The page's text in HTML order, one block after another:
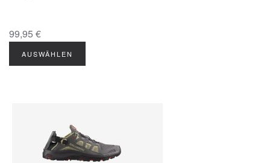
99,95 €
AUSWÄHLEN